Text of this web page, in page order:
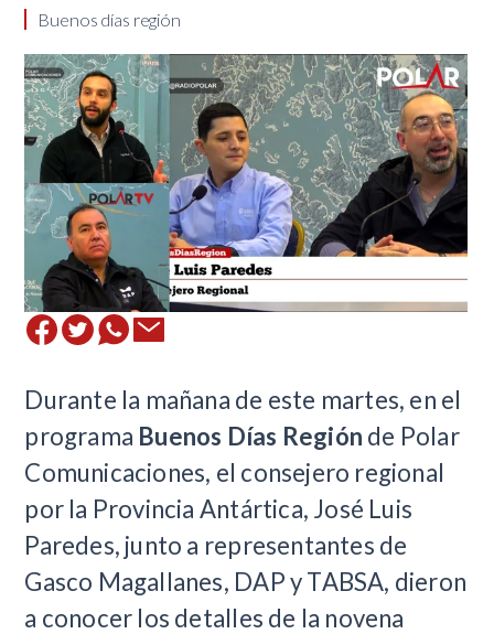
Buenos días región
Durante la mañana de este martes, en el
programa Buenos Días Región de Polar
Comunicaciones, el consejero regional
por la Provincia Antártica, José Luis
Paredes, junto a representantes de
Gasco Magallanes, DAP y TABSA, dieron
a conocer los detalles de la novena